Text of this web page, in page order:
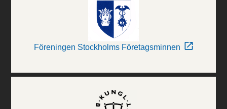
Föreningen Stockholms Företagsminnen